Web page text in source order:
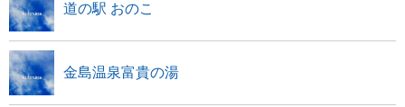
道の駅 おのこ
金島温泉富貴の湯